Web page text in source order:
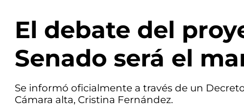
El debate del
Senado será el
Se informó oficialmente a través de un
Cámara alta, Cristina Fernández.